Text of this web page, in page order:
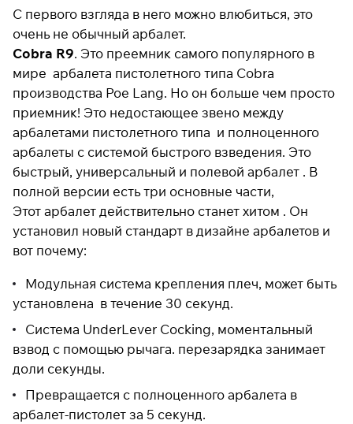
С первого взгляда в него можно влюбиться, это
очень не обычный арбалет.
Cobra R9. Это преемник самого популярного в
мире арбалета пистолетного типа Cobra
производства Poe Lang. Но он больше чем просто
приемник! Это недостающее звено между
арбалетами пистолетного типа и полноценного
арбалеты с системой быстрого взведения. Это
быстрый, универсальный и полевой арбалет . В
полной версии есть три основные части,
Этот арбалет действительно станет хитом . Он
установил новый стандарт в дизайне арбалетов и
вот почему:
Модульная система крепления плеч, может быть
установлена в течение 30 секунд.
Система UnderLever Cocking, моментальный
взвод с помощью рычага. перезарядка занимает
доли секунды.
Превращается с полноценного арбалета в
арбалет-пистолет за 5 секунд.
раз в 2
недели
раз в 2 недели
8 800 302-02-51
plait.ru